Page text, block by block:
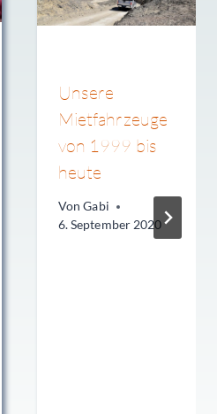
Unsere
Mietfahrzeuge
von 1999 bis
heute
Von Gabi
6. September 2020